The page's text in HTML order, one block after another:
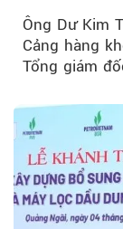
Ông Dư Kim
Cảng hàng
Tổng giám